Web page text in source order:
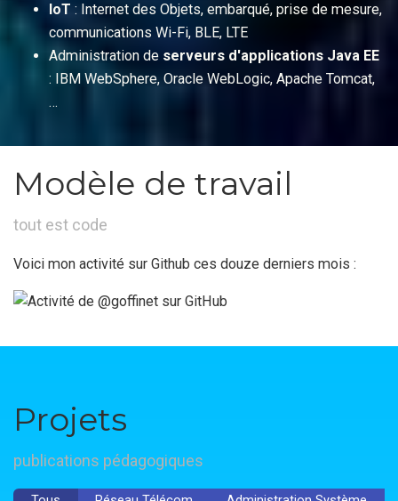
IoT : Internet des Objets, embarqué, prise de mesure,
communications Wi-Fi, BLE, LTE
Administration de serveurs d'applications Java EE
: IBM WebSphere, Oracle WebLogic, Apache Tomcat,
…
Modèle de travail
tout est code
Voici mon activité sur Github ces douze derniers mois :
Projets
publications pédagogiques